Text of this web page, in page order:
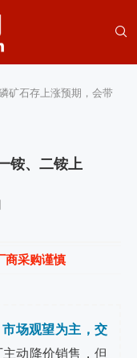
矿石存上涨预期，会带
铵、二铵上
采购谨慎
场观望为主，交
动降价销售，但